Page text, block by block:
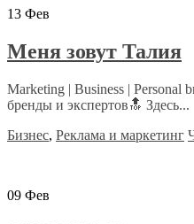
13 Фев
Меня зовут Талия
Marketing | Business | Personal
бренды и экспертов🔝 Здесь...
Бизнес, Реклама и маркетинг
09 Фев